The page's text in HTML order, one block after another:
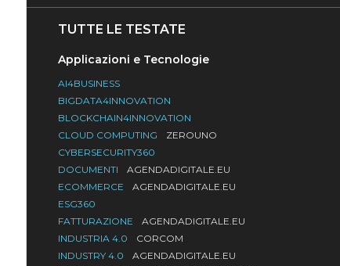
TUTTE LE TESTATE
Applicazioni e Tecnologie
AI4BUSINESS
BIGDATA4INNOVATION
BLOCKCHAIN4INNOVATION
CLOUD COMPUTING
ZEROUNO
CYBERSECURITY360
DOCUMENTI
AGENDADIGITALE.EU
ECOMMERCE
AGENDADIGITALE.EU
ESG360
FATTURAZIONE
AGENDADIGITALE.EU
INDUSTRIA 4.0
CORCOM
INDUSTRY 4.0
AGENDADIGITALE.EU